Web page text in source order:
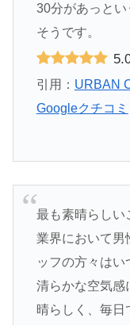
30分があっと
そうです。
引用： URBAN
Googleクチコミ
最も素晴らしい
業界において男
ッフの方々はい
清らかな空気感
晴らしく、毎日